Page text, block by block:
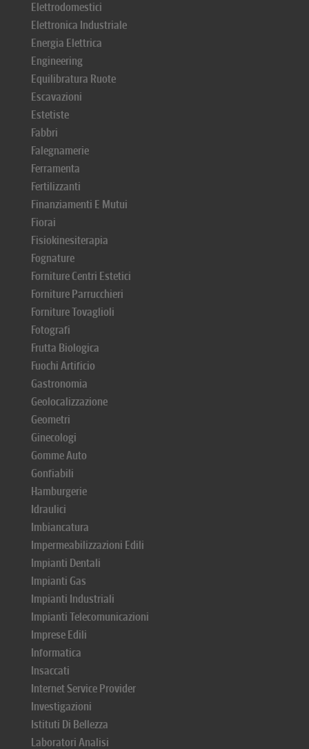
Elettrodomestici
Elettronica Industriale
Energia Elettrica
Engineering
Equilibratura Ruote
Escavazioni
Estetiste
Fabbri
Falegnamerie
Ferramenta
Fertilizzanti
Finanziamenti E Mutui
Fiorai
Fisiokinesiterapia
Fognature
Forniture Centri Estetici
Forniture Parrucchieri
Forniture Tovaglioli
Fotografi
Frutta Biologica
Fuochi Artificio
Gastronomia
Geolocalizzazione
Geometri
Ginecologi
Gomme Auto
Gonfiabili
Hamburgerie
Idraulici
Imbiancatura
Impermeabilizzazioni Edili
Impianti Dentali
Impianti Gas
Impianti Industriali
Impianti Telecomunicazioni
Imprese Edili
Informatica
Insaccati
Internet Service Provider
Investigazioni
Istituti Di Bellezza
Laboratori Analisi